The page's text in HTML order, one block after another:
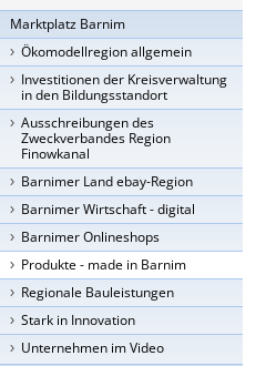
Marktplatz Barnim
Ökomodellregion allgemein
Investitionen der Kreisverwaltung
in den Bildungsstandort
Ausschreibungen des
Zweckverbandes Region
Finowkanal
Barnimer Land ebay-Region
Barnimer Wirtschaft - digital
Barnimer Onlineshops
Produkte - made in Barnim
Regionale Bauleistungen
Stark in Innovation
Unternehmen im Video